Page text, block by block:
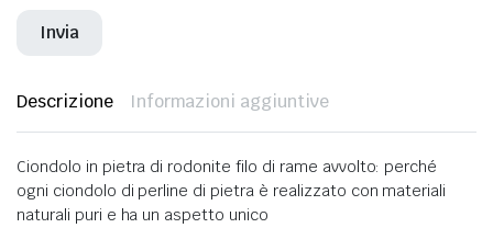
Descrizione Informazioni aggiuntive
Ciondolo in pietra di rodonite filo di rame avvolto: perché
ogni ciondolo di perline di pietra è realizzato con materiali
naturali puri e ha un aspetto unico